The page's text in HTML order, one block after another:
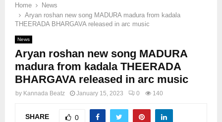
Home
News
Aryan roshan new song MADURA madura from kadala
THEERADA BHARGAVA released in arc music
News
Aryan roshan new song MADURA
madura from kadala THEERADA
BHARGAVA released in arc music
by Kannada Beatz January 15, 2023 0 140
SHARE 0